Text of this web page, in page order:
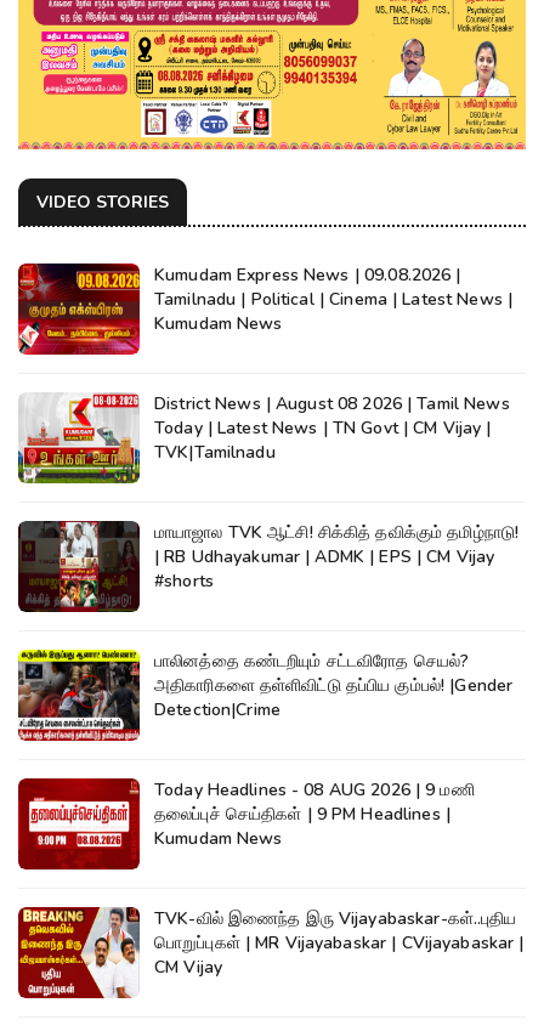
VIDEO STORIES
Kumudam Express News | 09.08.2026 |
Tamilnadu | Political | Cinema | Latest News |
Kumudam News
District News | August 08 2026 | Tamil News
Today | Latest News | TN Govt | CM Vijay |
TVK|Tamilnadu
மாயாஜால TVK ஆட்சி! சிக்கித் தவிக்கும் தமிழ்நாடு!
| RB Udhayakumar | ADMK | EPS | CM Vijay
#shorts
பாலினத்தை கண்டறியும் சட்டவிரோத செயல்?
அதிகாரிகளை தள்ளிவிட்டு தப்பிய கும்பல்! |Gender
Detection|Crime
Today Headlines - 08 AUG 2026 | 9 மணி
தலைப்புச் செய்திகள் | 9 PM Headlines |
Kumudam News
TVK-வில் இணைந்த இரு Vijayabaskar-கள்..புதிய
பொறுப்புகள் | MR Vijayabaskar | CVijayabaskar |
CM Vijay